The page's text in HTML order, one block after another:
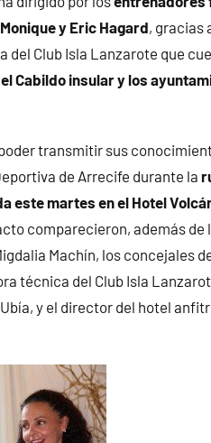
y Eric Hagard, gracias
del Club Isla Lanzarote que
Cabildo insular y los
transmitir sus
de Arrecife durante la
este martes en el Hotel
comparecieron, además de
Machín, los concejales
técnica del Club Isla
y el director del hotel